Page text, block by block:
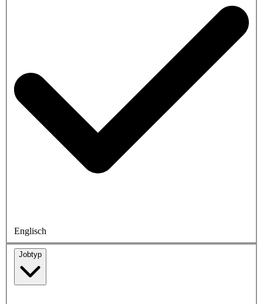
Englisch
Jobtyp